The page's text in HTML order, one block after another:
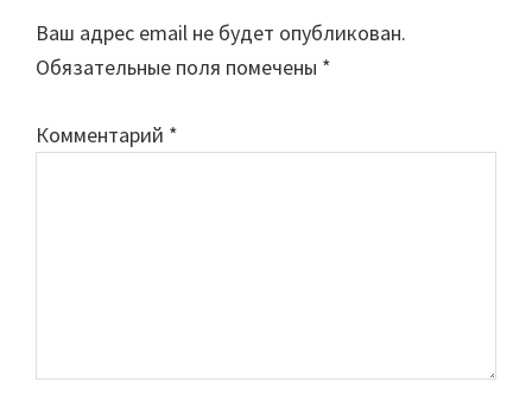
Interactions
Ваш адрес email не будет опубликован.
Обязательные поля помечены *
Комментарий *